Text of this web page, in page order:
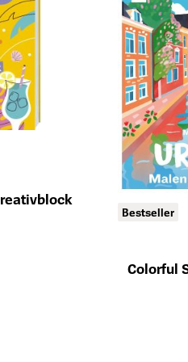
Bestseller
Colorful
Öffnet die